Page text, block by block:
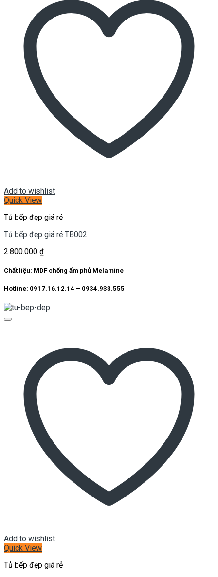
Add to wishlist
Quick View
Tủ bếp đẹp giá rẻ
Tủ bếp đẹp giá rẻ TB002
2.800.000 ₫
Chất liệu: MDF chống ẩm phủ Melamine
Hotline: 0917.16.12.14 – 0934.933.555
Add to wishlist
Quick View
Tủ bếp đẹp giá rẻ